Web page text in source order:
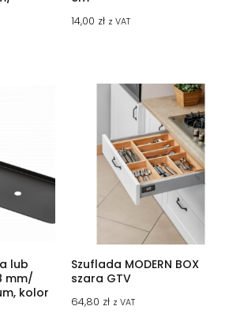
14,00 zł z VAT
lub
mm/
kolor
Szuflada MODERN BOX
szara GTV
64,80 zł z VAT